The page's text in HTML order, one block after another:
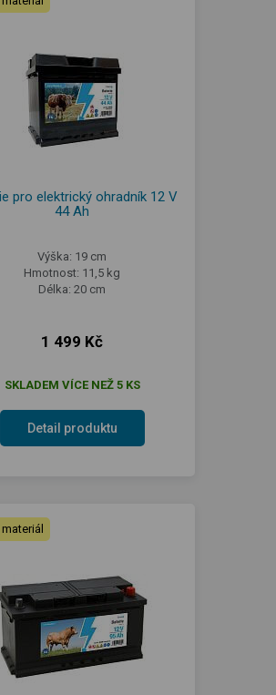
pro elektrický ohradník 12 V
44 Ah
Výška: 19 cm
Hmotnost: 11,5 kg
Délka: 20 cm
1 499 Kč
SKLADEM VÍCE NEŽ 5 KS
Detail produktu